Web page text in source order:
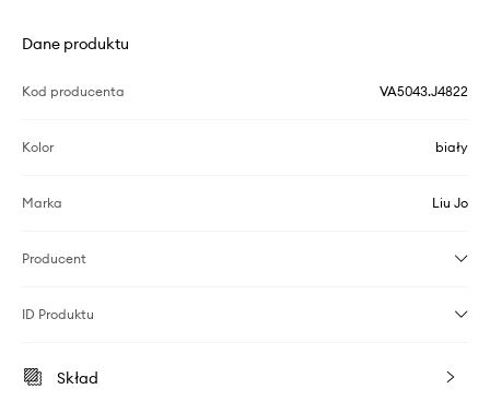
Dane produktu
Kod producenta VA5043.J4822
Kolor biały
Marka Liu Jo
Producent
ID Produktu
Skład